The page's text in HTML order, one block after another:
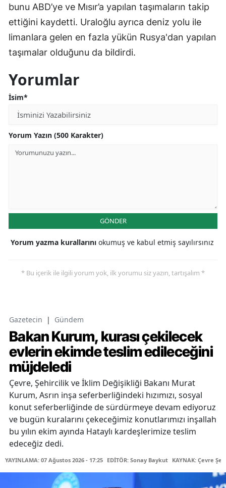
bunu ABD’ye ve Mısır’a yapılan taşımaların takip
ettiğini kaydetti. Uraloğlu ayrıca deniz yolu ile
limanlara gelen en fazla yükün Rusya'dan yapılan
taşımalar olduğunu da bildirdi.
Yorumlar
İsim*
Yorum Yazın (500 Karakter)
GÖNDER
Yorum yazma kurallarını okumuş ve kabul etmiş sayılırsınız
* Bu içerik ile ilgili yorum yok, ilk yorumu siz yazın, tartışalım *
Gazetecin | Gündem
Bakan Kurum, kurası çekilecek
evlerin ekimde teslim edileceğini
müjdeledi
Çevre, Şehircilik ve İklim Değişikliği Bakanı Murat
Kurum, Asrın inşa seferberliğindeki hızımızı, sosyal
konut seferberliğinde de sürdürmeye devam ediyoruz
ve bugün kuralarını çekeceğimiz konutlarımızı inşallah
bu yılın ekim ayında Hataylı kardeşlerimize teslim
edeceğiz dedi.
YAYINLAMA: 07 Ağustos 2026 - 17:25 EDİTÖR: Sonay Baykut KAYNAK: Çevre